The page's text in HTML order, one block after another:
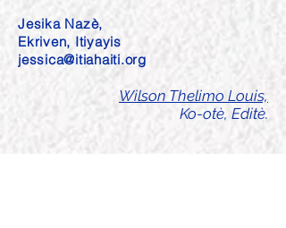
Jesika Nazè,
Ekriven, Itiyayis
jessica@itiahaiti.org
Wilson Thelimo Louis,
Ko-otè, Editè.